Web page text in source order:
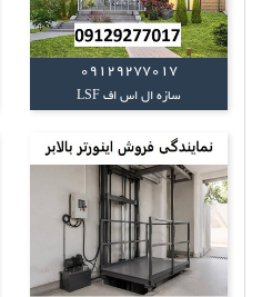
09129277017
سازه ال اس اف LSF